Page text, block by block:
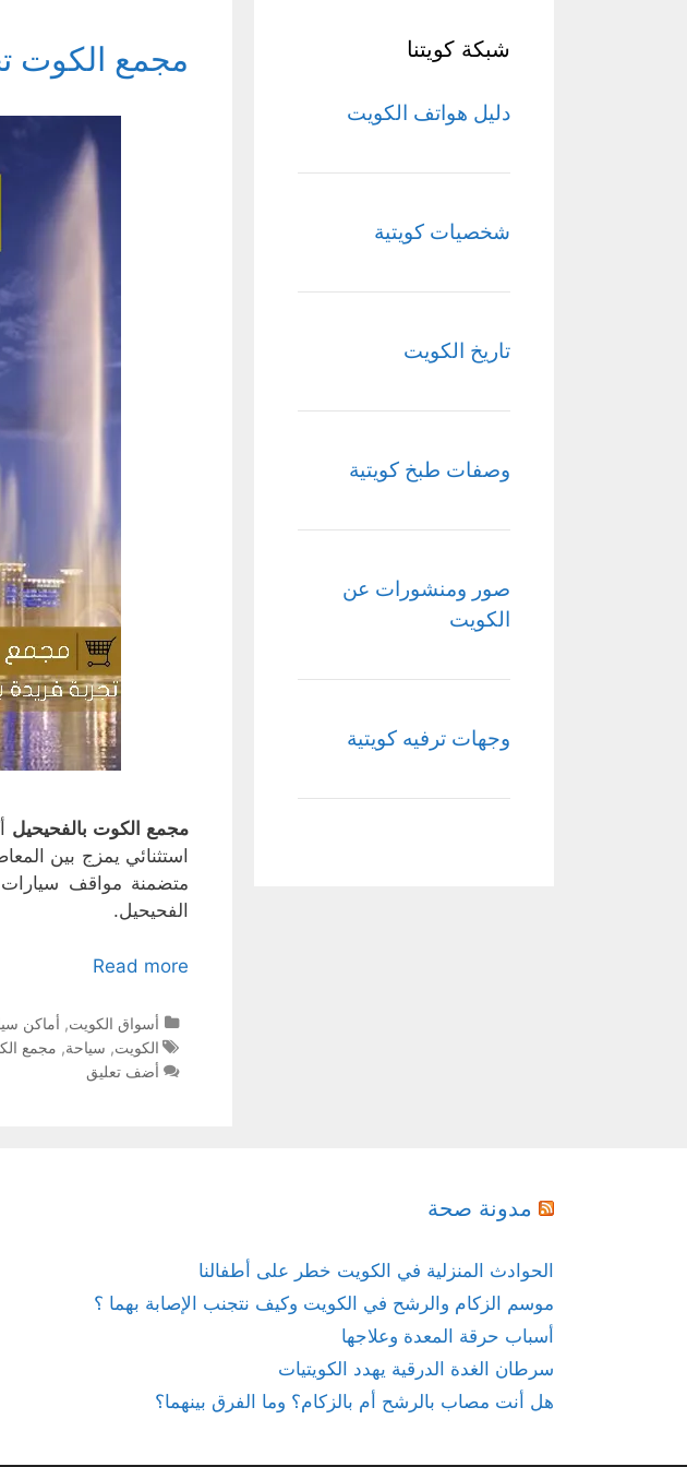
مجمع الكوت
مجمع الكوت بالفحيحيل
الفحيحيل.
Read more
التصنيفات
أسواق الكويت, أماكن
الوسوم
الكويت, سياحة, مجمع
أضف تعليق
شبكة كويتنا
دليل هواتف الكويت
شخصيات كويتية
تاريخ الكويت
وصفات طبخ كويتية
صور ومنشورات عن
الكويت
وجهات ترفيه كويتية
مدونة صحة
الحوادث المنزلية في الكويت خطر على أطفالنا
موسم الزكام والرشح في الكويت وكيف نتجنب الإصابة بهما ؟
أسباب حرقة المعدة وعلاجها
سرطان الغدة الدرقية يهدد الكويتيات
هل أنت مصاب بالرشح أم بالزكام؟ وما الفرق بينهما؟